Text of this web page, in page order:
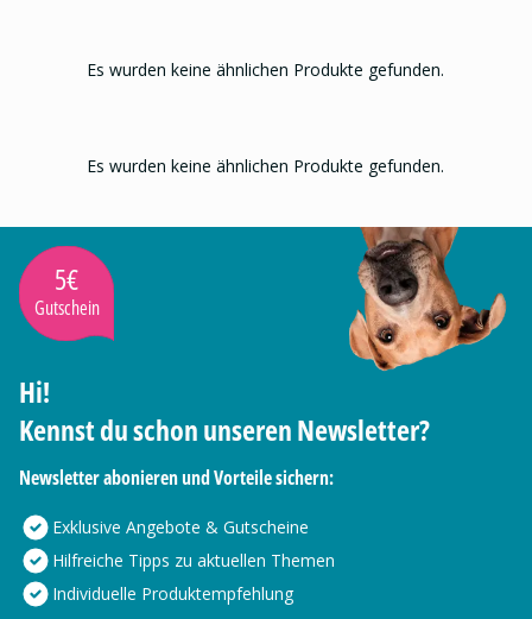
Es wurden keine ähnlichen Produkte gefunden.
Es wurden keine ähnlichen Produkte gefunden.
5€
Gutschein
Hi!
Kennst du schon unseren Newsletter?
Newsletter abonieren und Vorteile sichern:
Exklusive Angebote & Gutscheine
Hilfreiche Tipps zu aktuellen Themen
Individuelle Produktempfehlung